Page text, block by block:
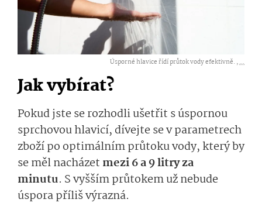
Úsporné hlavice řídí průtok vody efektivně. ,...
Jak vybírat?
Pokud jste se rozhodli ušetřit s úspornou
sprchovou hlavicí, dívejte se v parametrech
zboží po optimálním průtoku vody, který by
se měl nacházet mezi6 a 9 litryza
minutu. S vyšším průtokem už nebude
úspora příliš výrazná.